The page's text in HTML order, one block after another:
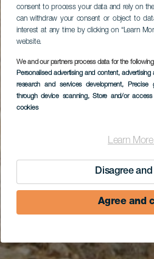
consent to process your data and rely on
can withdraw your consent or object to
interest at any time by clicking on “Learn
website.
We and our partners process data for the
Personalised advertising and content,
research and services development, Precise
through device scanning, Store and/or
cookies
Learn
Disagree
Agree and